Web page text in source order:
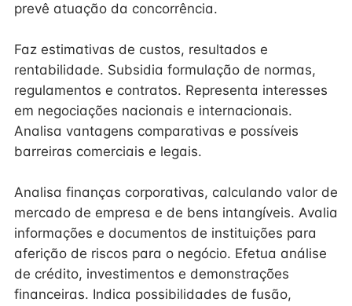
prevê atuação da concorrência.
Faz estimativas de custos, resultados e
rentabilidade. Subsidia formulação de normas,
regulamentos e contratos. Representa interesses
em negociações nacionais e internacionais.
Analisa vantagens comparativas e possíveis
barreiras comerciais e legais.
Analisa finanças corporativas, calculando valor de
mercado de empresa e de bens intangíveis. Avalia
informações e documentos de instituições para
aferição de riscos para o negócio. Efetua análise
de crédito, investimentos e demonstrações
financeiras. Indica possibilidades de fusão,